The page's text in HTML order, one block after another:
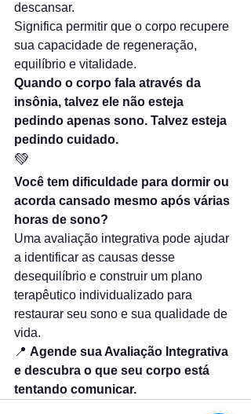
descansar.
Significa permitir que o corpo recupere
sua capacidade de regeneração,
equilíbrio e vitalidade.
Quando o corpo fala através da
insônia, talvez ele não esteja
pedindo apenas sono. Talvez esteja
pedindo cuidado.
💚
Você tem dificuldade para dormir ou
acorda cansado mesmo após várias
horas de sono?
Uma avaliação integrativa pode ajudar
a identificar as causas desse
desequilíbrio e construir um plano
terapêutico individualizado para
restaurar seu sono e sua qualidade de
vida.
📍 Agende sua Avaliação Integrativa
e descubra o que seu corpo está
tentando comunicar.